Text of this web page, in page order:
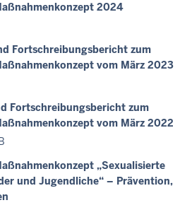
2024
Fortschreibungsbericht zum
vom März 2023
Fortschreibungsbericht zum
vom März 2022
„Sexualisierte
und Jugendliche“ – Prävention,